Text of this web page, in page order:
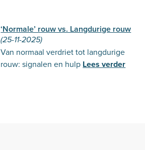
‘Normale’ rouw vs. Langdurige rouw
(25-11-2025)
Van normaal verdriet tot langdurige
rouw: signalen en hulp Lees verder